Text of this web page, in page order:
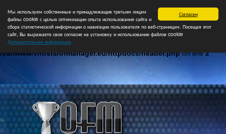
Согласен
Мы используем собственные и принадлежащие третьим лицам
файлы cookie с целью оптимизации опыта использования сайта и
сбора статистической информации о навигации пользователя по веб-страницам. Посещая этот
сайт, Вы выражаете свое согласие на установку и использование файлов cookie
Дополнительная информация
Notice: Undefined index: login in
/var/www/vhosts/ofmanager.eu/httpdocs/header.phpon line2
Главная Форум Турниры Сборные НФ Свободные